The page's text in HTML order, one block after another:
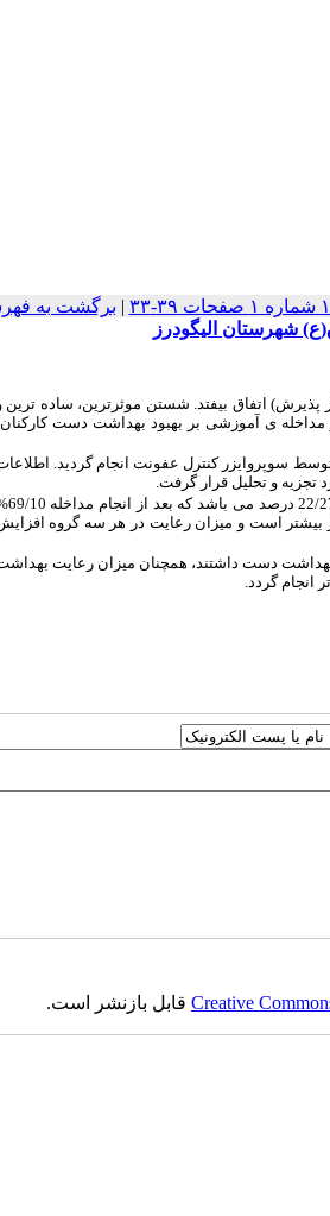
| برگشت به
شهرستان الیگودرز
می شود که طی بستری در بیمارستان (حداقل 48 تا 72 ساعت بعد از پذیرش) اتفاق بیفتد. شستن موثرترین، ساده
ی آموزشی بر بهبود بهداشت دست کارکنان
انجام شد. مداخله در دی ماه توسط سوپروایزر کنترل عفونت انجام گردید.
میانگین میزان کلی رعایت بهداشت دست در بخش های مورد مطالعه
است و میزان رعایت در هر سه گروه
دست داشتند، همچنان میزان رعایت
گردد.
Creativeقابل بازنشر است.